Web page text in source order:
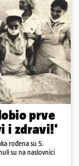
prve
i zdravi!'
rođena su 5.
su na naslovnici